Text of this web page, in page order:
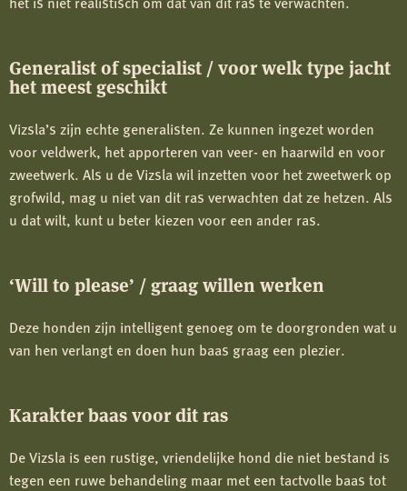
Generalist of specialist / voor welk type jacht
het meest geschikt
Vizsla’s zijn echte generalisten. Ze kunnen ingezet worden
voor veldwerk, het apporteren van veer- en haarwild en voor
zweetwerk. Als u de Vizsla wil inzetten voor het zweetwerk op
grofwild, mag u niet van dit ras verwachten dat ze hetzen. Als
u dat wilt, kunt u beter kiezen voor een ander ras.
‘Will to please’ / graag willen werken
Deze honden zijn intelligent genoeg om te doorgronden wat u
van hen verlangt en doen hun baas graag een plezier.
Karakter baas voor dit ras
De Vizsla is een rustige, vriendelijke hond die niet bestand is
tegen een ruwe behandeling maar met een tactvolle baas tot